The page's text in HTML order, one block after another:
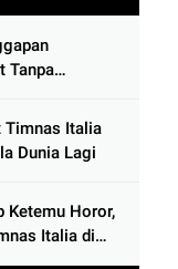
Tanpa
Timnas Italia
Dunia Lagi
Ketemu Horor,
Italia di